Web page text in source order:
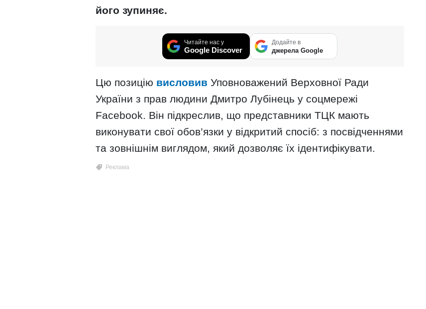
його зупиняє.
Читайте нас у
Google Discover
Додайте в
джерела Google
Цю позицію висловив Уповноважений Верховної Ради
України з прав людини Дмитро Лубінець у соцмережі
Facebook. Він підкреслив, що представники ТЦК мають
виконувати свої обов’язки у відкритий спосіб: з посвідченнями
та зовнішнім виглядом, який дозволяє їх ідентифікувати.